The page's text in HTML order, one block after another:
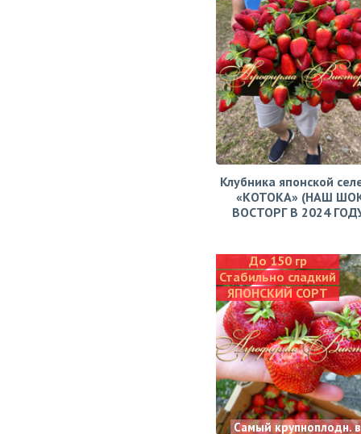
Клубника японской
«КОТОКА» (НАШ
ВОСТОРГ В 2024
До 150 гр
Стабильно сладкий
ЯПОНСКИЙ СОРТ
Самый крупноплодн.